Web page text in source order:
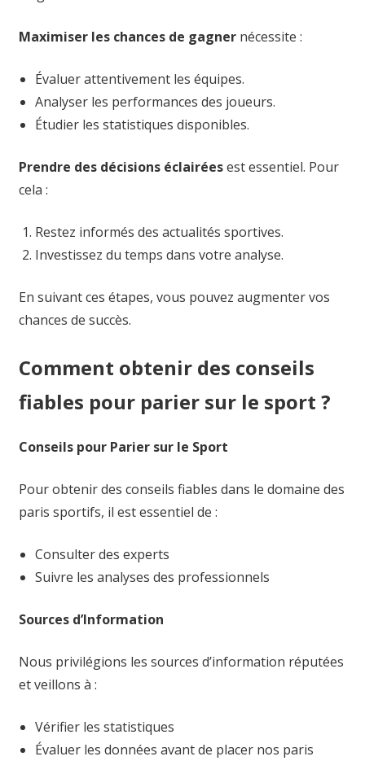
Maximiser les chances de gagnernécessite :
Évaluer attentivement les équipes.
Analyser les performances des joueurs.
Étudier les statistiques disponibles.
Prendre des décisions éclairéesest essentiel. Pour
cela :
Restez informés des actualités sportives.
Investissez du temps dans votre analyse.
En suivant ces étapes, vous pouvez augmenter vos
chances de succès.
Comment obtenir des conseils
fiables pour parier sur le sport ?
Conseils pour Parier sur le Sport
Pour obtenir des conseils fiables dans le domaine des
paris sportifs, il est essentiel de :
Consulter des experts
Suivre les analyses des professionnels
Sources d’Information
Nous privilégions les sources d’information réputées
et veillons à :
Vérifier les statistiques
Évaluer les données avant de placer nos paris